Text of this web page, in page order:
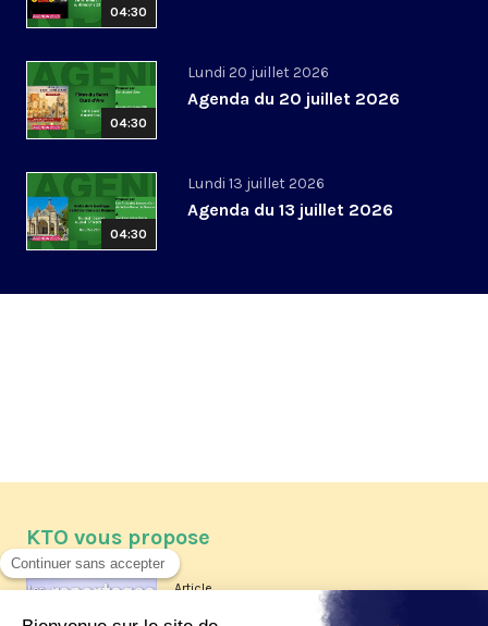
04:30
04:30
Lundi 20 juillet 2026
Agenda du 20 juillet 2026
04:30
Lundi 13 juillet 2026
Agenda du 13 juillet 2026
KTO vous propose
Article
Les reportages d'été 2026 de KTO